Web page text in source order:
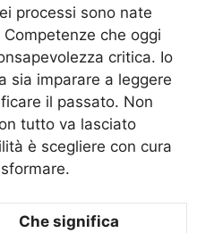
processi sono nate
che oggi
critica. Io
sia imparare a leggere
il passato. Non
tutto va lasciato
è scegliere con cura
Che significa